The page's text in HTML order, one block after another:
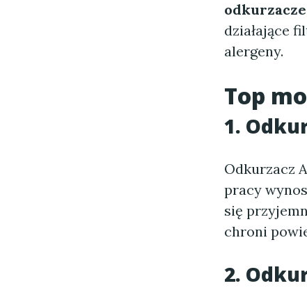
działające
alergeny.
Top
1.
Odkurzacz
pracy
się
chroni
2.